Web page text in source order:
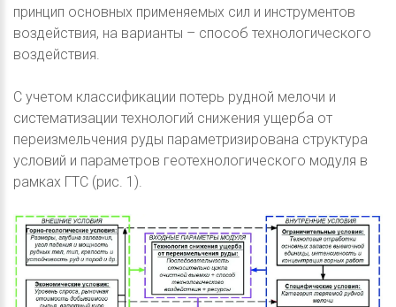
принцип основных применяемых сил и инструментов
воздействия, на варианты – способ технологического
воздействия.
С учетом классификации потерь рудной мелочи и
систематизации технологий снижения ущерба от
переизмельчения руды параметризирована структура
условий и параметров геотехнологического модуля в
рамках ГТС (рис. 1).